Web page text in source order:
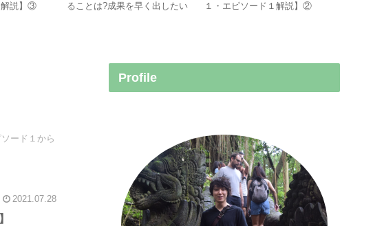
解説】③
ることは?成果を早く出したい
１・エピソード１解説】②
ード１から
2021.07.28
Profile